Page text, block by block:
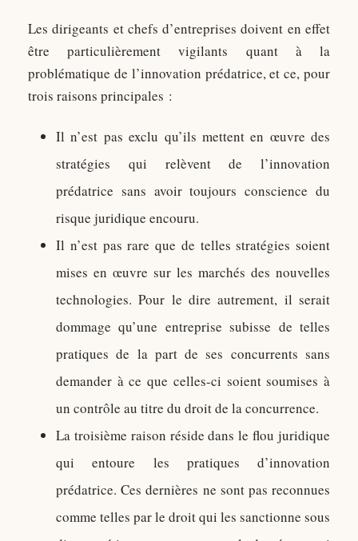
Les dirigeants et chefs d’entreprises doivent en effet
être particulièrement vigilants quant à la
problématique de l’innovation prédatrice, et ce, pour
trois raisons principales :
Il n’est pas exclu qu’ils mettent en œuvre des
stratégies qui relèvent de l’innovation
prédatrice sans avoir toujours conscience du
risque juridique encouru.
Il n’est pas rare que de telles stratégies soient
mises en œuvre sur les marchés des nouvelles
technologies. Pour le dire autrement, il serait
dommage qu’une entreprise subisse de telles
pratiques de la part de ses concurrents sans
demander à ce que celles-ci soient soumises à
un contrôle au titre du droit de la concurrence.
La troisième raison réside dans le flou juridique
qui entoure les pratiques d’innovation
prédatrice. Ces dernières ne sont pas reconnues
comme telles par le droit qui les sanctionne sous